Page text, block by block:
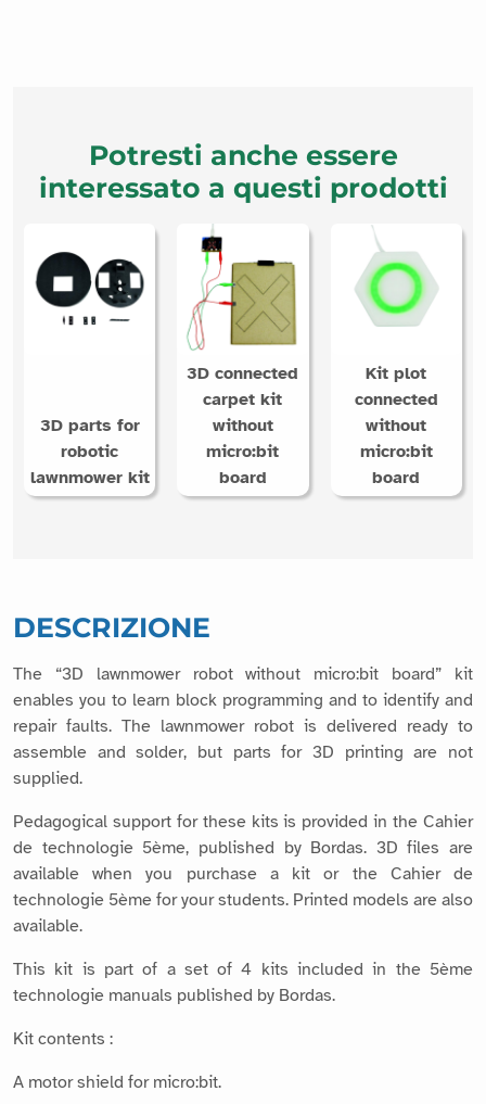
Potresti anche essere
interessato a questi prodotti
3D parts for
robotic
lawnmower kit
3D connected
carpet kit
without
micro:bit
board
Kit plot
connected
without
micro:bit
board
DESCRIZIONE
The “3D lawnmower robot without micro:bit board” kit
enables you to learn block programming and to identify and
repair faults. The lawnmower robot is delivered ready to
assemble and solder, but parts for 3D printing are not
supplied.
Pedagogical support for these kits is provided in the Cahier
de technologie 5ème, published by Bordas. 3D files are
available when you purchase a kit or the Cahier de
technologie 5ème for your students. Printed models are also
available.
This kit is part of a set of 4 kits included in the 5ème
technologie manuals published by Bordas.
Kit contents :
A motor shield for micro:bit.